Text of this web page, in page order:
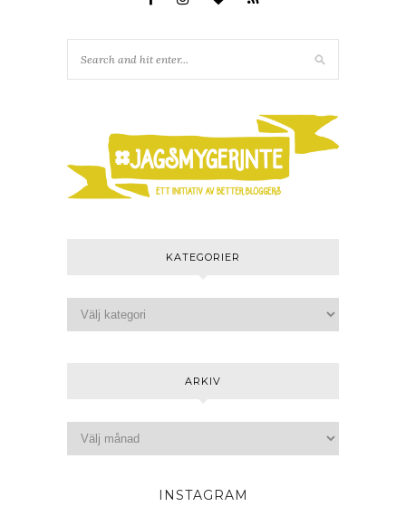
KATEGORIER
ARKIV
INSTAGRAM